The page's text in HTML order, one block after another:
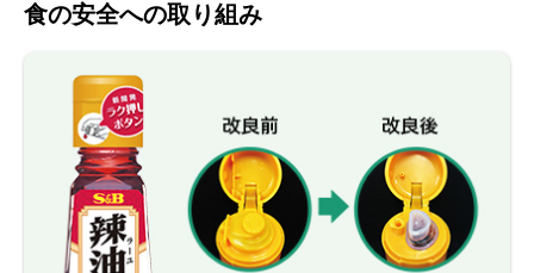
食の安全への取り組み